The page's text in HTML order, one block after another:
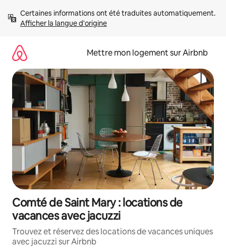
directement
Afficher la langue d'origine
Mettre mon logement sur Airbnb
Comté de Saint Mary : locations de
vacances avec jacuzzi
Trouvez et réservez des locations de vacances uniques
avec jacuzzi sur Airbnb